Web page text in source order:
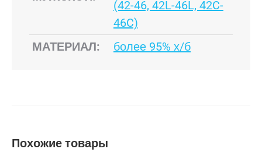
(42-46, 42L-46L, 42C-
46C)
МАТЕРИАЛ:
более 95% х/б
Похожие товары